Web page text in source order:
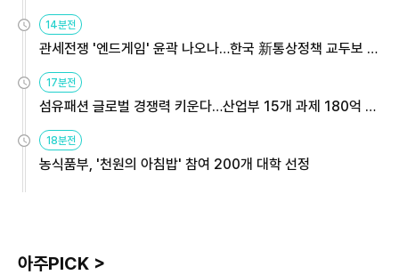
14분전
관세전쟁 '엔드게임' 윤곽 나오나…한국 新통상정책 교두보 활
17분전
섬유패션 글로벌 경쟁력 키운다…산업부 15개 과제 180억 지
18분전
농식품부, '천원의 아침밥' 참여 200개 대학 선정
아주PICK >